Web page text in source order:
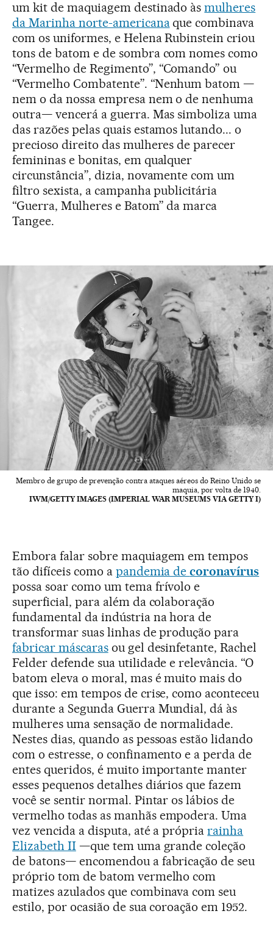
um kit de maquiagem destinado àsmulheres
da Marinha norte-americanaque combinava
com os uniformes, e Helena Rubinstein criou
tons de batom e de sombra com nomes como
“Vermelho de Regimento”, “Comando” ou
“Vermelho Combatente”. “Nenhum batom —
nem o da nossa empresa nem o de nenhuma
outra— vencerá a guerra. Mas simboliza uma
das razões pelas quais estamos lutando... o
precioso direito das mulheres de parecer
femininas e bonitas, em qualquer
circunstância”, dizia, novamente com um
filtro sexista, a campanha publicitária
“Guerra, Mulheres e Batom” da marca
Tangee.
Membro de grupo de prevenção contra ataques aéreos do Reino Unido se
maquia, por volta de 1940.
IWM/GETTY IMAGES (IMPERIAL WAR MUSEUMS VIA GETTY I)
Embora falar sobre maquiagem em tempos
tão difíceis como a pandemia decoronavírus
possa soar como um tema frívolo e
superficial, para além da colaboração
fundamental da indústria na hora de
transformar suas linhas de produção para
fabricar máscarasou gel desinfetante, Rachel
Felder defende sua utilidade e relevância. “O
batom eleva o moral, mas é muito mais do
que isso: em tempos de crise, como aconteceu
durante a Segunda Guerra Mundial, dá às
mulheres uma sensação de normalidade.
Nestes dias, quando as pessoas estão lidando
com o estresse, o confinamento e a perda de
entes queridos, é muito importante manter
esses pequenos detalhes diários que fazem
você se sentir normal. Pintar os lábios de
vermelho todas as manhãs empodera. Uma
vez vencida a disputa, até a própriarainha
Elizabeth II —que tem uma grande coleção
de batons— encomendou a fabricação de seu
próprio tom de batom vermelho com
matizes azulados que combinava com seu
estilo, por ocasião de sua coroação em 1952.